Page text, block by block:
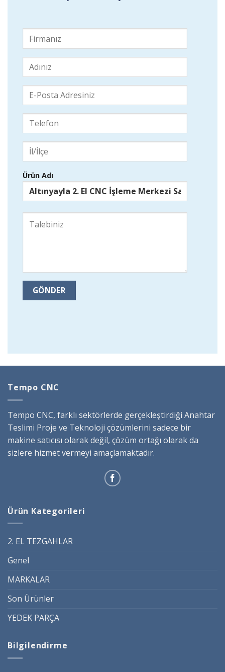
Ürün Adı
Tempo CNC
Tempo CNC, farklı sektörlerde gerçekleştirdiği Anahtar
Teslimi Proje ve Teknoloji çözümlerini sadece bir
makine satıcısı olarak değil, çözüm ortağı olarak da
sizlere hizmet vermeyi amaçlamaktadır.
Ürün Kategorileri
2. EL TEZGAHLAR
Genel
MARKALAR
Son Ürünler
YEDEK PARÇA
Bilgilendirme